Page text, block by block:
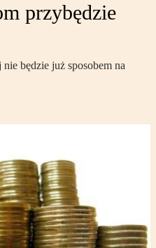
przybędzie
będzie już sposobem na